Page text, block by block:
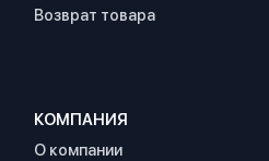
Возврат товара
КОМПАНИЯ
О компании